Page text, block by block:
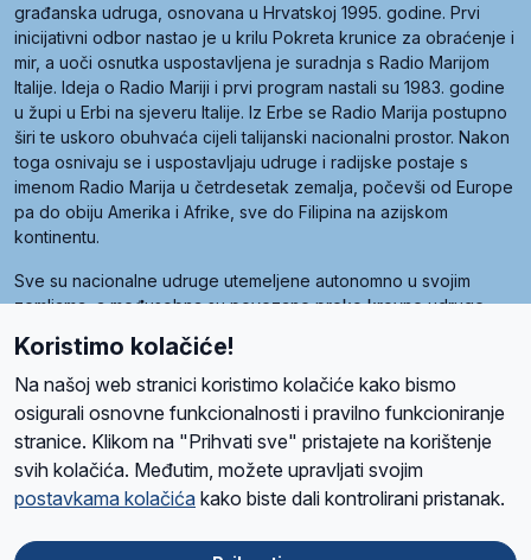
građanska udruga, osnovana u Hrvatskoj 1995. godine. Prvi
inicijativni odbor nastao je u krilu Pokreta krunice za obraćenje i
mir, a uoči osnutka uspostavljena je suradnja s Radio Marijom
Italije. Ideja o Radio Mariji i prvi program nastali su 1983. godine
u župi u Erbi na sjeveru Italije. Iz Erbe se Radio Marija postupno
širi te uskoro obuhvaća cijeli talijanski nacionalni prostor. Nakon
toga osnivaju se i uspostavljaju udruge i radijske postaje s
imenom Radio Marija u četrdesetak zemalja, počevši od Europe
pa do obiju Amerika i Afrike, sve do Filipina na azijskom
kontinentu.
Sve su nacionalne udruge utemeljene autonomno u svojim
zemljama, a međusobna su povezane preko krovne udruge
Radio Maria). Svjetsku obitelj utemeljilo je sedam članica, među
kojima je i hrvatska Udruga Radio Marija.
O namaRadio ProgramVolonteriPrijateljiKontaktPravila privatnosti
Ova stranica je zaštićena Google reCAPTCHA sustavom
Koristimo kolačiće!
Na našoj web stranici koristimo kolačiće kako bismo
osigurali osnovne funkcionalnosti i pravilno funkcioniranje
stranice. Klikom na "Prihvati sve" pristajete na korištenje
svih kolačića. Međutim, možete upravljati svojim
postavkama kolačića kako biste dali kontrolirani pristanak.